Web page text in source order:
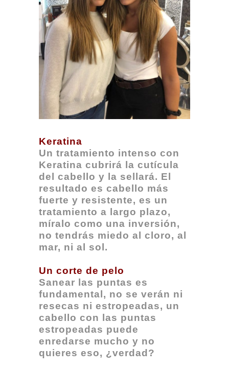
Keratina
Un tratamiento intenso con
Keratina cubrirá la cutícula
del cabello y la sellará. El
resultado es cabello más
fuerte y resistente, es un
tratamiento a largo plazo,
míralo como una inversión,
no tendrás miedo al cloro, al
mar, ni al sol.
Un corte de pelo
Sanear las puntas es
fundamental, no se verán ni
resecas ni estropeadas, un
cabello con las puntas
estropeadas puede
enredarse mucho y no
quieres eso, ¿verdad?